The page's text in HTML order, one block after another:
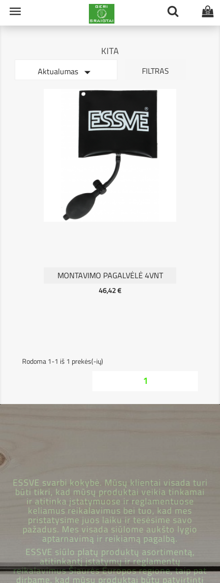
 (0)
KITA
Aktualumas  FILTRAS
MONTAVIMO PAGALVĖLĖ 4VNT
Kaina
46,42 €
Rodoma 1-1 iš 1 prekės(-ių)
1
ESSVE svarbi kokybė. Mūsų klientai visada turi
būti tikri, kad mūsų produktai veikia tinkamai
ir atitinka įstatymuose ir reglamentuose
keliamus reikalavimus bei tuo, kad mes
pristatysime juos laiku ir tesėsime savo
pažadus. Mes visada siūlome aukšto lygio
aptarnavimą ir reikiamą pagalbą.
ESSVE siūlo platų produktų asortimentą,
atitinkantį įstatymų ir reglamentų
reikalavimus Šiaurės Europos regione, taip pat
dirbame, kad mūsų produktai būtų patvirtinti